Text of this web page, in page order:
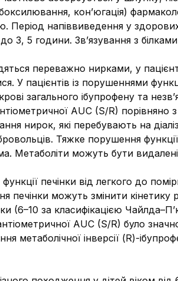
кон’югація)
напіввиведення у здорових
3, 5 години. Зв’язування з
переважно нирками, у
У пацієнтів із порушеннями
загального ібупрофену та
AUC (S/R)
нирок, які перебувають на
Тяжке порушення
Метаболіти можуть бути
печінки від легкого до
можуть змінити кінетику
(6–10 за класифікацією
AUC (S/R) було
метаболічної інверсії (R)-